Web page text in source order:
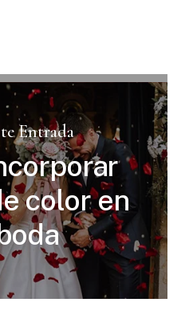
Entrada
color en